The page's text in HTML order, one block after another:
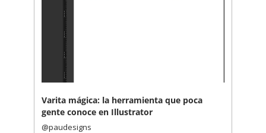
Varita mágica: la herramienta que poca
gente conoce en Illustrator
@paudesigns